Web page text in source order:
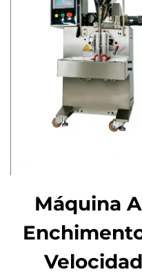
Máquina